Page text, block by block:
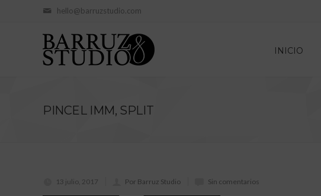
hello@barruzstudio.com
INICIO
PINCEL IMM, SPLIT
13 julio, 2017 Por Barruz Studio Sin comentarios